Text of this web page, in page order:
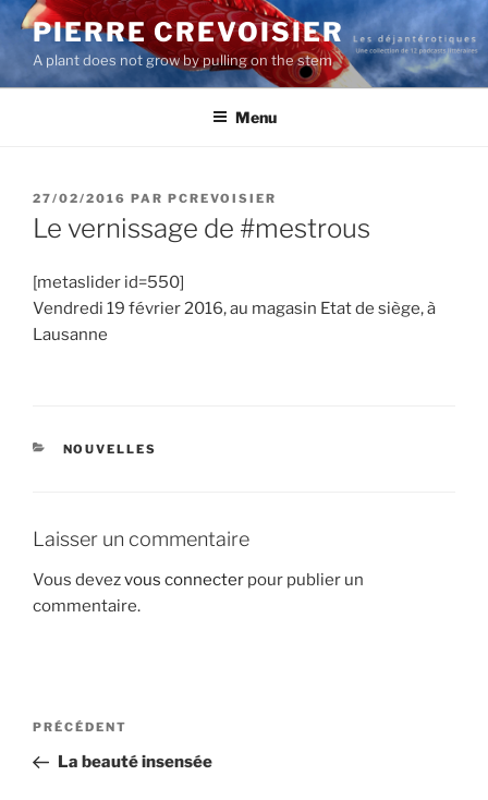
Aller
contenu
principal
PIERRE CREVOISIER
A plant does not grow by pulling on the stem
Menu
PUBLIÉ
LE
27/02/2016 PAR PCREVOISIER
Le vernissage de #mestrous
[metaslider id=550]
Vendredi 19 février 2016, au magasin Etat de siège, à
Lausanne
CATÉGORIES
NOUVELLES
Laisser un commentaire
Vous devezvous connecter pour publier un
commentaire.
Navigation
l’article
Article
précédent
PRÉCÉDENT
La beauté insensée